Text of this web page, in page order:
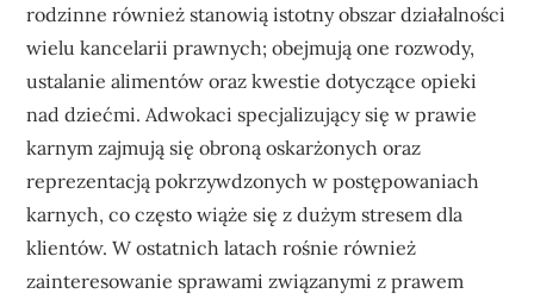
rodzinne również stanowią istotny obszar działalności
wielu kancelarii prawnych; obejmują one rozwody,
ustalanie alimentów oraz kwestie dotyczące opieki
nad dziećmi. Adwokaci specjalizujący się w prawie
karnym zajmują się obroną oskarżonych oraz
reprezentacją pokrzywdzonych w postępowaniach
karnych, co często wiąże się z dużym stresem dla
klientów. W ostatnich latach rośnie również
zainteresowanie sprawami związanymi z prawem